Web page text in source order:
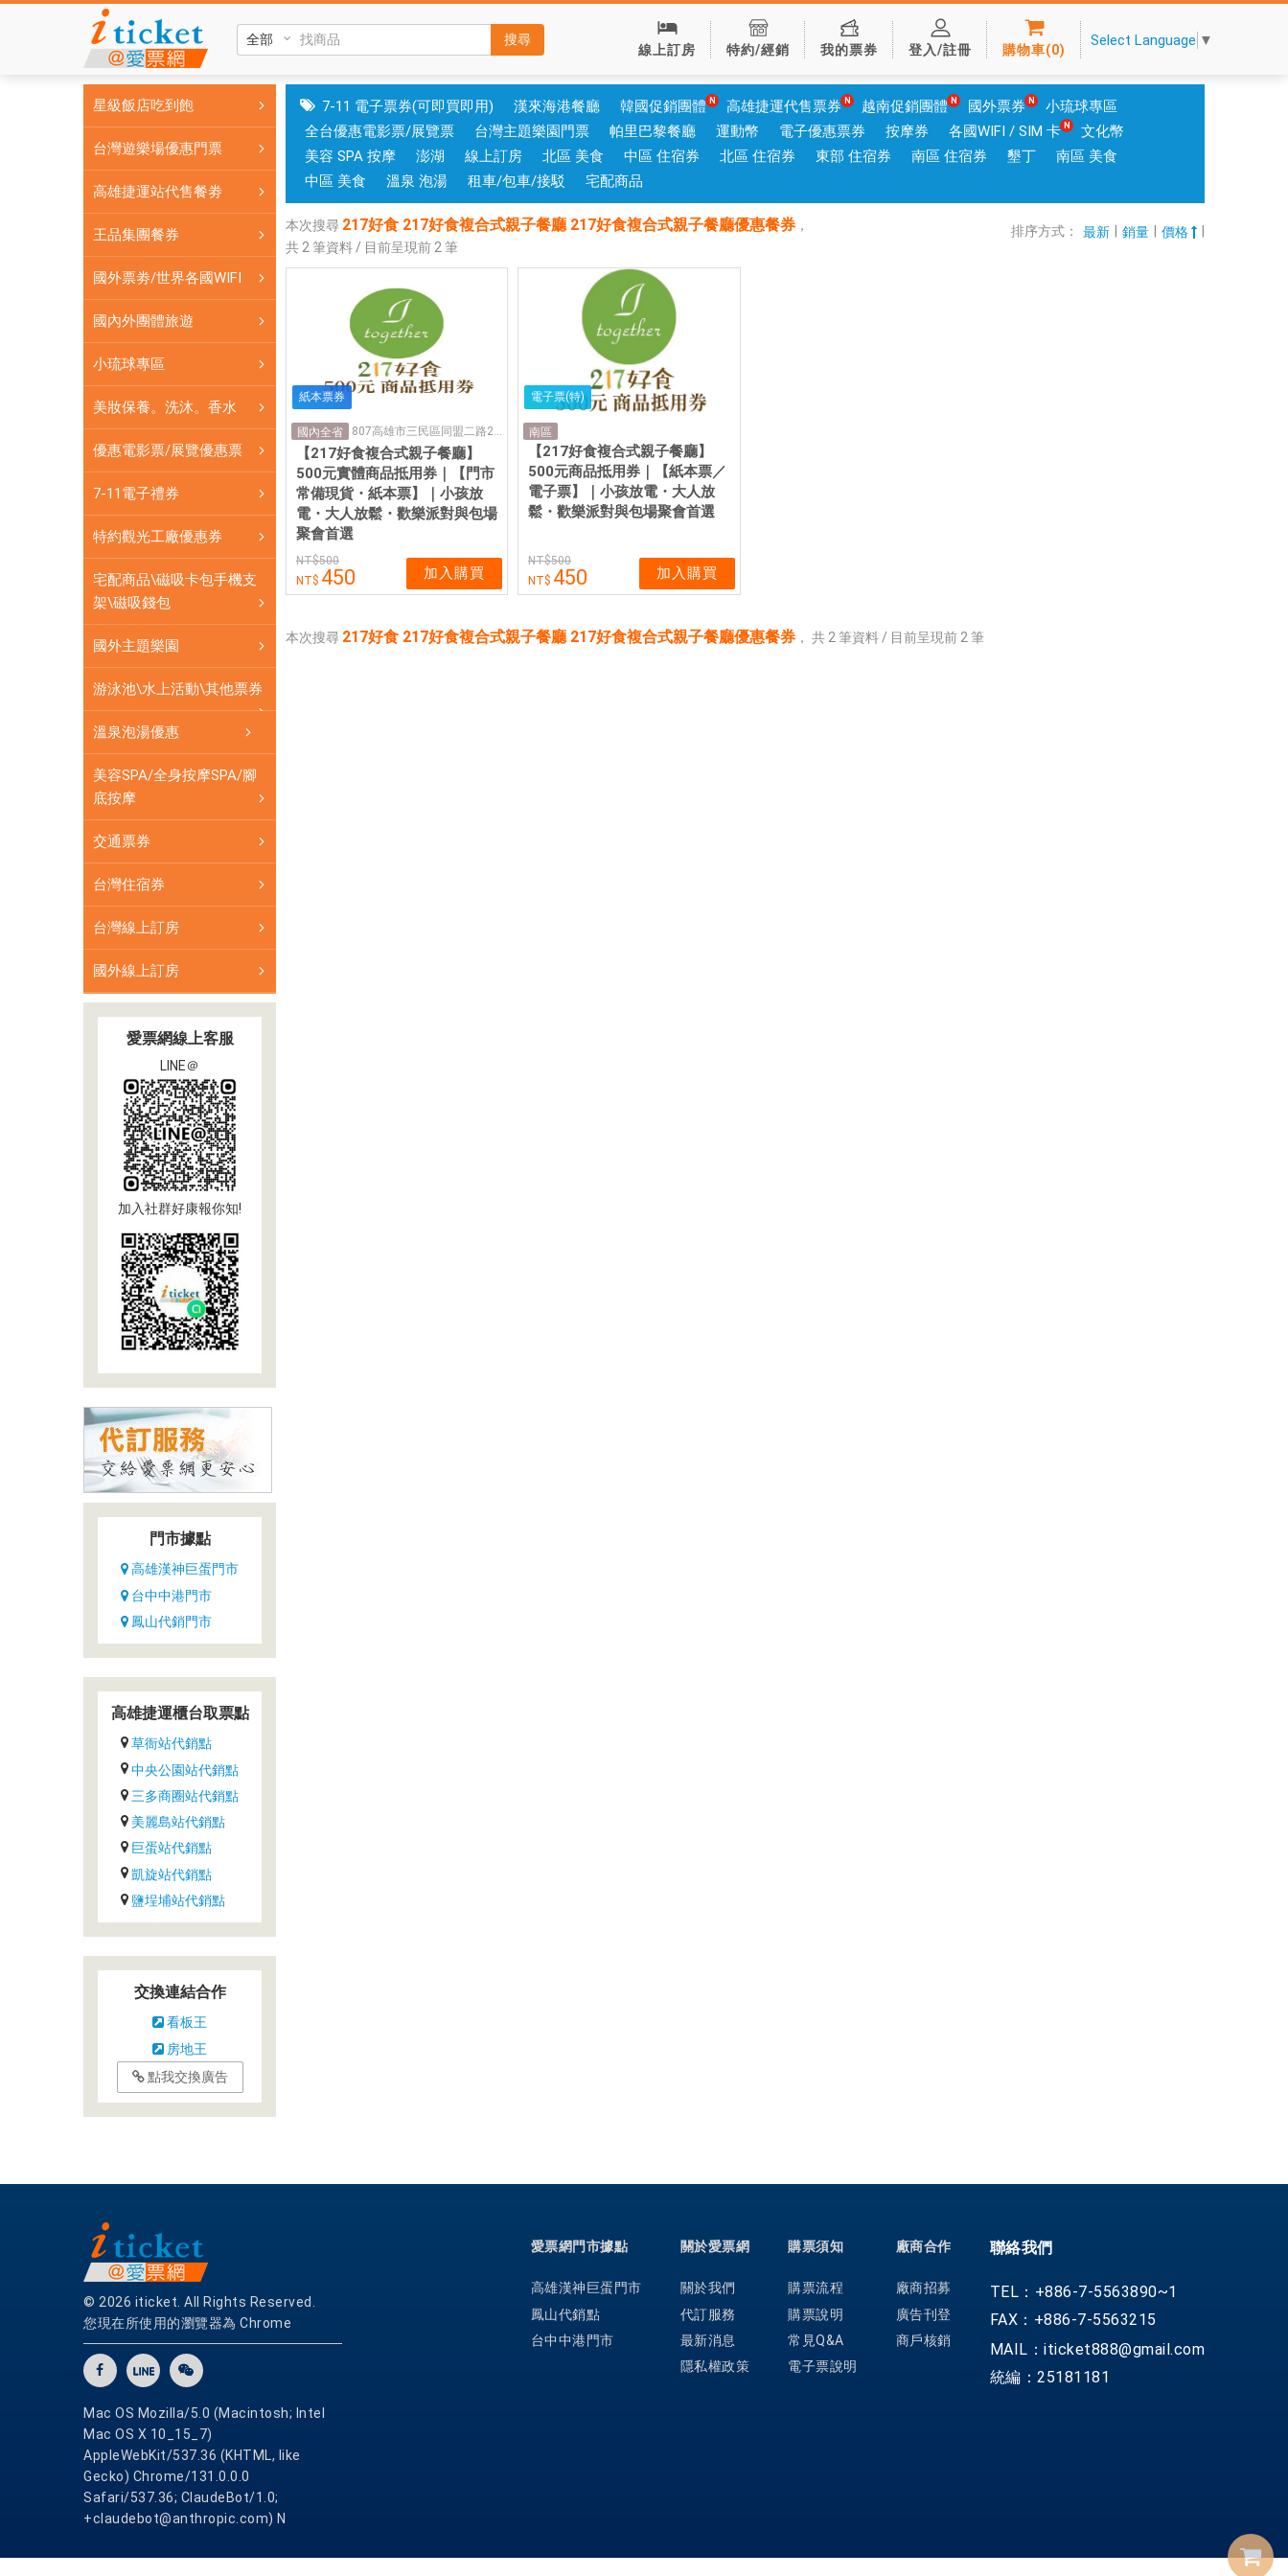
217
複
合
式
餐
廳
好
複
合
式
親
廳
優
惠
票
網
提
各
式
惠
搜尋
線上訂房 特約/經銷 我的票券 登入/註冊 購物車(0)
Select Language ▼
星級飯店吃到飽
台灣遊樂場優惠門票
高雄捷運站代售餐劵
王品集團餐券
國外票劵/世界各國WIFI
國內外團體旅遊
小琉球專區
美妝保養。洗沐。香水
優惠電影票/展覽優惠票
7-11電子禮券
特約觀光工廠優惠券
宅配商品\磁吸卡包手機支
架\磁吸錢包
國外主題樂園
游泳池\水上活動\其他票券
溫泉泡湯優惠
美容SPA/全身按摩SPA/腳
底按摩
交通票券
台灣住宿券
台灣線上訂房
國外線上訂房
愛票網線上客服
LINE＠
加入社群好康報你知!
門市據點
高雄漢神巨蛋門市
台中中港門市
鳳山代銷門市
高雄捷運櫃台取票點
草衙站代銷點
中央公園站代銷點
三多商圈站代銷點
美麗島站代銷點
巨蛋站代銷點
凱旋站代銷點
鹽埕埔站代銷點
交換連結合作
看板王
房地王
點我交換廣告
7-11 電子票券(可即買即用) 漢來海港餐廳 韓國促銷團體 高雄捷運代售票券 越南促銷團體 國外票券
小琉球專區
全台優惠電影票/展覽票
台灣主題樂園門票 帕里巴黎餐廳 運動幣 電子優惠票券 按摩券 各國WIFI / SIM 卡
文化幣
美容 SPA 按摩
澎湖 線上訂房 北區 美食 中區 住宿券 北區 住宿券 東部 住宿券 南區 住宿券 墾丁
南區 美食
中區 美食
溫泉 泡湯 租車/包車/接駁 宅配商品
本次搜尋 217好食 217好食複合式親子餐廳 217好食複合式親子餐廳優惠餐券 ，
共 2 筆資料 / 目前呈現前 2 筆
排序方式： 最新 銷量 價格
紙本票券
國內全省
【217好食複合式親子餐廳】
500元實體商品抵用券｜【門市
常備現貨・紙本票】｜小孩放
電・大人放鬆・歡樂派對與包場
聚會首選
500
450 加入購買
電子票(特)
南區
【217好食複合式親子餐廳】
500元商品抵用券｜【紙本票／
電子票】｜小孩放電・大人放
鬆・歡樂派對與包場聚會首選
500
450 加入購買
本次搜尋 217好食 217好食複合式親子餐廳 217好食複合式親子餐廳優惠餐券 ， 共 2 筆資料 / 目前呈現前 2 筆
© 2026 iticket. All Rights Reserved.
您現在所使用的瀏覽器為 Chrome
Mac OS Mozilla/5.0 (Macintosh; Intel
Mac OS X 10_15_7)
AppleWebKit/537.36 (KHTML, like
Gecko) Chrome/131.0.0.0
Safari/537.36; ClaudeBot/1.0;
+claudebot@anthropic.com) N
聯絡我們
TEL：+886-7-5563890~1
FAX：+886-7-5563215
MAIL：iticket888@gmail.com
統編：25181181
廠商合作
廠商招募
廣告刊登
商戶核銷
購票須知
購票流程
購票說明
常見Q&A
電子票說明
關於愛票網
關於我們
代訂服務
最新消息
隱私權政策
愛票網門市據點
高雄漢神巨蛋門市
鳳山代銷點
台中中港門市